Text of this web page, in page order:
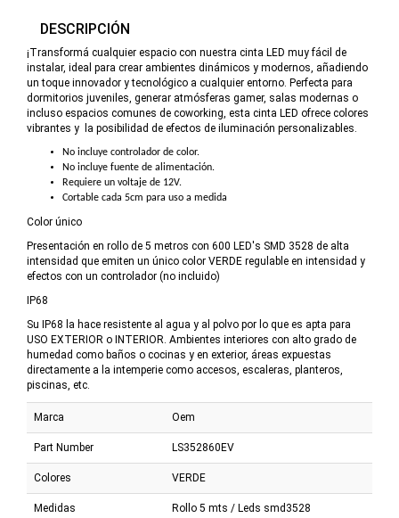
DESCRIPCIÓN
¡Transformá cualquier espacio con nuestra cinta LED muy fácil de
instalar, ideal para crear ambientes dinámicos y modernos, añadiendo
un toque innovador y tecnológico a cualquier entorno. Perfecta para
dormitorios juveniles, generar atmósferas gamer, salas modernas o
incluso espacios comunes de coworking, esta cinta LED ofrece colores
vibrantes y la posibilidad de efectos de iluminación personalizables.
No incluye controlador de color.
No incluye fuente de alimentación.
Requiere un voltaje de 12V.
Cortable cada 5cm para uso a medida
Color único
Presentación en rollo de 5 metros con 600 LED's SMD 3528 de alta
intensidad que emiten un único color VERDE regulable en intensidad y
efectos con un controlador (no incluido)
IP68
Su IP68 la hace resistente al agua y al polvo por lo que es apta para
USO EXTERIOR o INTERIOR. Ambientes interiores con alto grado de
humedad como baños o cocinas y en exterior, áreas expuestas
directamente a la intemperie como accesos, escaleras, planteros,
piscinas, etc.
Marca Oem
Part Number LS352860EV
Colores VERDE
Medidas Rollo 5 mts / Leds smd3528